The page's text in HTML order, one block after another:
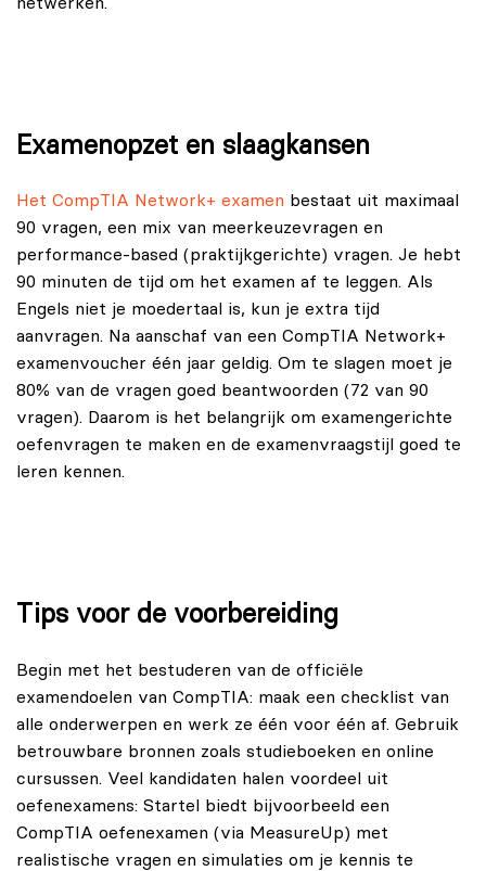
Examenopzet en slaagkansen
Het CompTIA Network+ examen bestaat uit maximaal
90 vragen, een mix van meerkeuzevragen en
performance-based (praktijkgerichte) vragen. Je hebt
90 minuten de tijd om het examen af te leggen. Als
Engels niet je moedertaal is, kun je extra tijd
aanvragen. Na aanschaf van een CompTIA Network+
examenvoucher één jaar geldig. Om te slagen moet je
80% van de vragen goed beantwoorden (72 van 90
vragen). Daarom is het belangrijk om examengerichte
oefenvragen te maken en de examenvraagstijl goed te
leren kennen.
Tips voor de voorbereiding
Begin met het bestuderen van de officiële
examendoelen van CompTIA: maak een checklist van
alle onderwerpen en werk ze één voor één af. Gebruik
betrouwbare bronnen zoals studieboeken en online
cursussen. Veel kandidaten halen voordeel uit
oefenexamens: Startel biedt bijvoorbeeld een
CompTIA oefenexamen (via MeasureUp) met
realistische vragen en simulaties om je kennis te